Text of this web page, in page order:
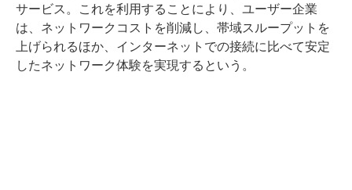
サービス。これを利用することにより、ユーザー企業
は、ネットワークコストを削減し、帯域スループットを
上げられるほか、インターネットでの接続に比べて安定
したネットワーク体験を実現するという。